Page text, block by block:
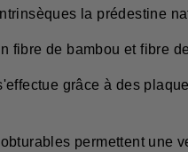
la prédestine
fibre de bambou et fibre
grâce à des
permettent une